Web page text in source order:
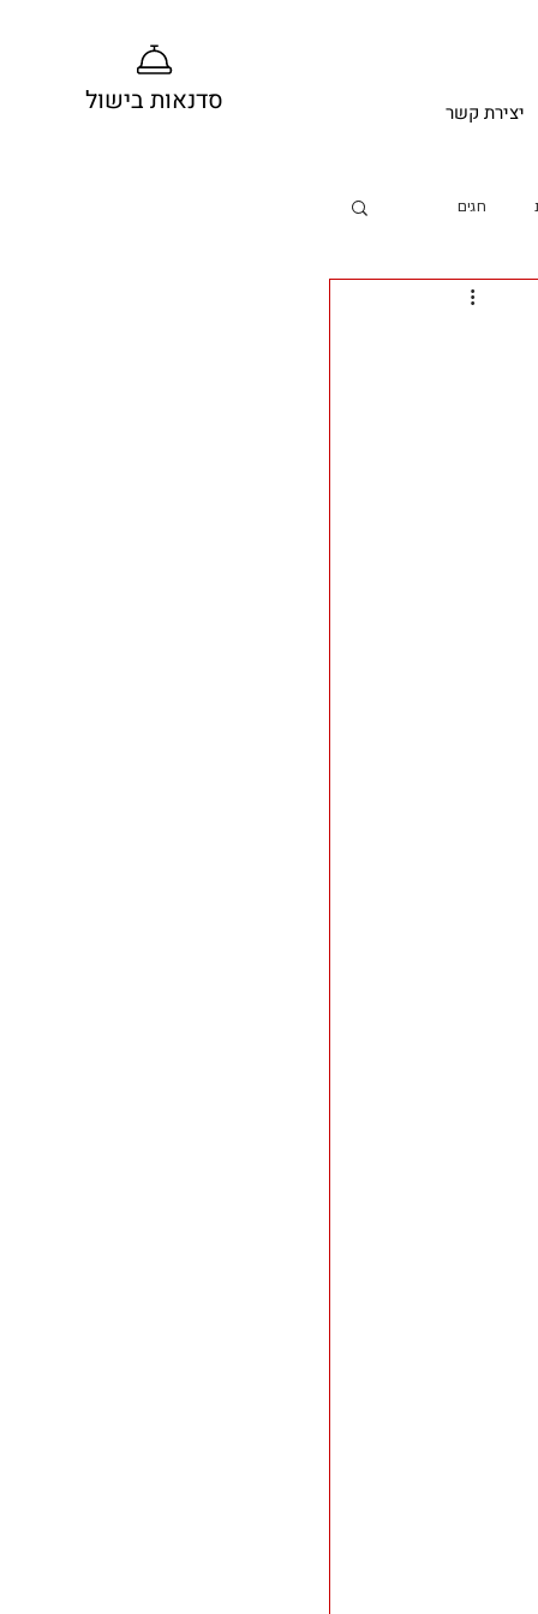
סדנאות בישול יצירת קשר
חגים